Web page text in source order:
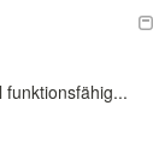
funktionsfähig...